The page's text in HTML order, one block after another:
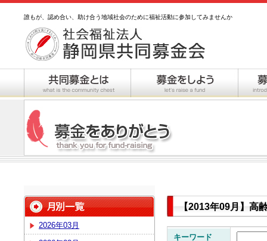
誰もが、認め合い、助け合う地域社会のために福祉活動に参加してみませんか
2026年03月
【2013年09月】高
キーワード